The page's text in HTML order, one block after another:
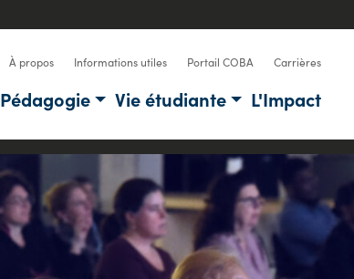
À propos Informations utiles Portail COBA Carrières
Pédagogie Vie étudiante L'Impact